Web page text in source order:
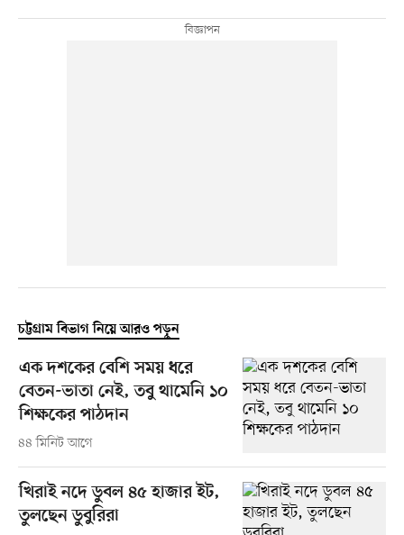
চট্টগ্রাম বিভাগ নিয়ে আরও পড়ুন
এক দশকের বেশি সময় ধরে
বেতন-ভাতা নেই, তবু থামেনি ১০
শিক্ষকের পাঠদান
৪৪ মিনিট আগে
খিরাই নদে ডুবল ৪৫ হাজার ইট,
তুলছেন ডুবুরিরা